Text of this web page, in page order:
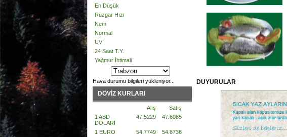
En Düşük
Rüzgar Hızı
Nem
Normal
UV
24 Saat T.Y.
Yağmur İhtimali
Hava durumu bilgileri yükleniyor...
DÖVİZ KURLARI
Alış
Satış
1 ABD
DOLARI
47.5229 47.6085
1 EURO 54.7749
54.8736
DUYURULAR